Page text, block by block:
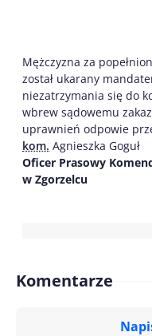
Mężczyzna za
został ukarany
niezatrzymania się do
wbrew sądowemu
uprawnień odpowie
kom. Agnieszka Goguł
Oficer Prasowy
w Zgorzelcu
Komentarze